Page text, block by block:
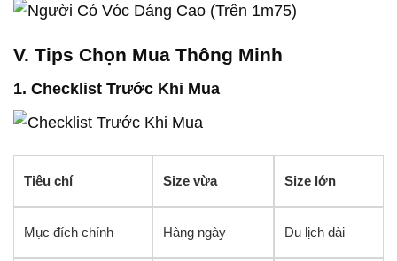
V. Tips Chọn Mua Thông Minh
1. Checklist Trước Khi Mua
Tiêu chí Size vừa Size lớn
Mục đích chính Hàng ngày Du lịch dài